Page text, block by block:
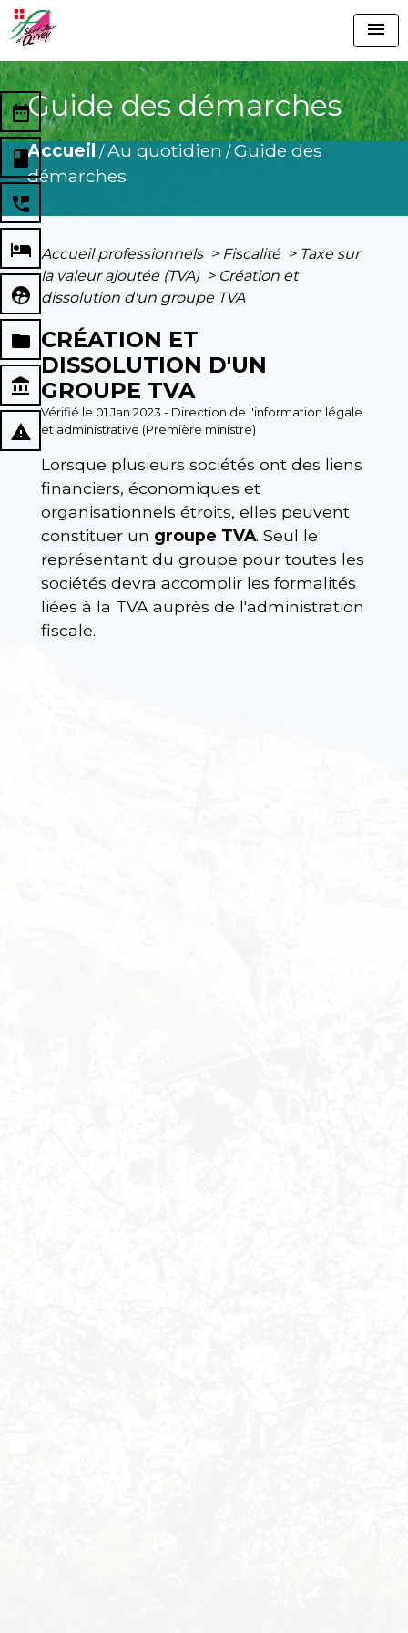
menu
Guide des démarches
Accueil /Au quotidien /Guide des
démarches
date_range
book
perm_phone_msg
local_hotel
supervised_user_circle
folder
account_balance
report_problem
Accueil professionnels > Fiscalité > Taxe sur
la valeur ajoutée (TVA) > Création et
dissolution d'un groupe TVA
CRÉATION ET
DISSOLUTION D'UN
GROUPE TVA
Vérifié le 01 Jan 2023 - Direction de l'information légale
et administrative (Première ministre)
Lorsque plusieurs sociétés ont des liens
financiers, économiques et
organisationnels étroits, elles peuvent
constituer un groupe TVA. Seul le
représentant du groupe pour toutes les
sociétés devra accomplir les formalités
liées à la TVA auprès de l'administration
fiscale.